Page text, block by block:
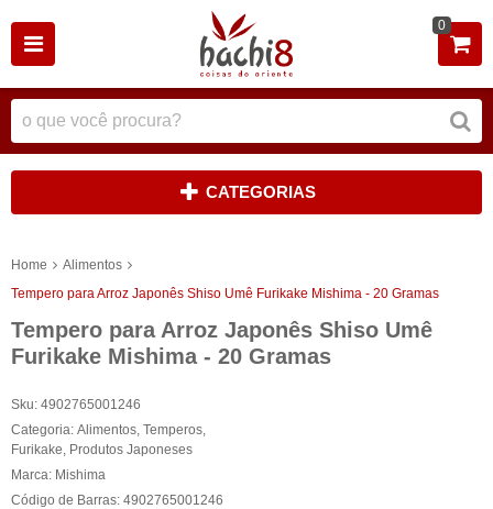
0
CATEGORIAS
Home
Alimentos
Tempero para Arroz Japonês Shiso Umê Furikake Mishima - 20 Gramas
Tempero para Arroz Japonês Shiso Umê
Furikake Mishima - 20 Gramas
Sku: 4902765001246
Categoria: Alimentos Temperos
Furikake Produtos Japoneses
Marca: Mishima
Código de Barras: 4902765001246